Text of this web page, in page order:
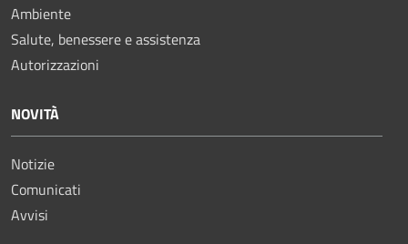
Ambiente
Salute, benessere e assistenza
Autorizzazioni
NOVITÀ
Notizie
Comunicati
Avvisi